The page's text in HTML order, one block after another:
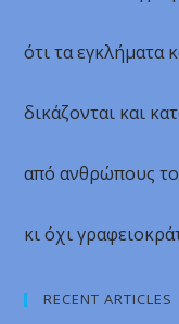
ότι τα εγκλήματα
δικάζονται και
από ανθρώπους
κι όχι
RECENT ARTICLES